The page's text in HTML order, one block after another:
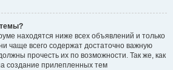
находятся ниже всех объявлений и только
чаще всего содержат достаточно важную
прочесть их по возможности. Так же, как
создание прилепленных тем